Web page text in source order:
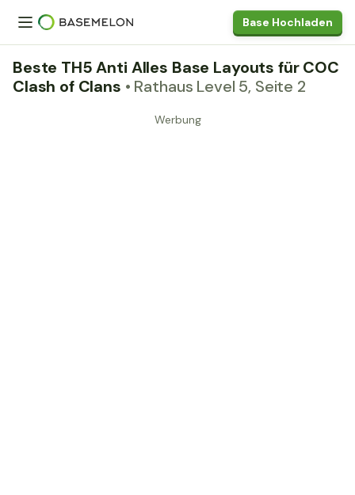
Base Hochladen
Beste TH5 Anti Alles Base Layouts für COC
Clash of Clans • Rathaus Level 5, Seite 2
Werbung